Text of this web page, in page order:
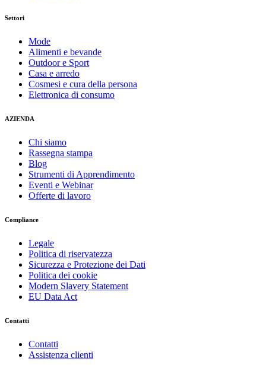
Settori
Mode
Alimenti e bevande
Outdoor e Sport
Casa e arredo
Cosmesi e cura della persona
Elettronica di consumo
AZIENDA
Chi siamo
Rassegna stampa
Blog
Strumenti di Apprendimento
Eventi e Webinar
Offerte di lavoro
Compliance
Legale
Politica di riservatezza
Sicurezza e Protezione dei Dati
Politica dei cookie
Modern Slavery Statement
EU Data Act
Contatti
Contatti
Assistenza clienti